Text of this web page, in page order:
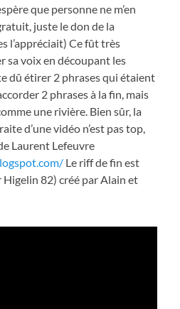
que personne ne m’en
juste le don de la
l’appréciait) Ce fût très
sa voix en découpant les
dû étirer 2 phrases qui étaient
2 phrases à la fin, mais
une rivière. Bien sûr, la
d’une vidéo n’est pas top,
Laurent Lefeuvre
Le riff de fin est
82) créé par Alain et